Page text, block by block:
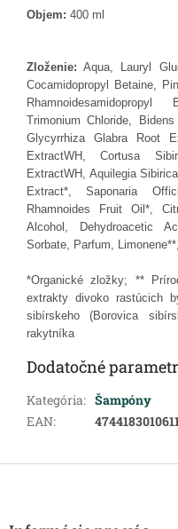
Objem: 400 ml
Zloženie: Aqua, Lauryl
Cocamidopropyl Betaine,
Trimonium Chloride,
Glycyrrhiza Glabra Root
ExtractWH, Cortusa
ExtractWH, Aquilegia
Extract*, Saponaria
Rhamnoides Fruit Oil*,
Alcohol, Dehydroacetic
Sorbate, Parfum,
*Organické zložky; **
extrakty divoko rastúcich
sibírskeho (Borovica
rakytníka
Dodatočné
Kategória: Šampóny
EAN:
Z